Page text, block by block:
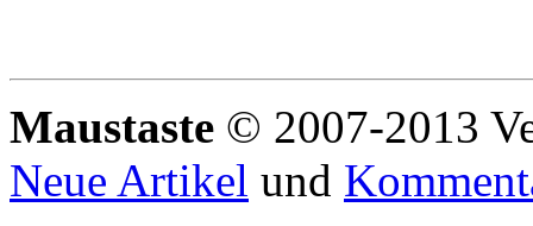
Maustaste © 2007-2013
Neue Artikel und